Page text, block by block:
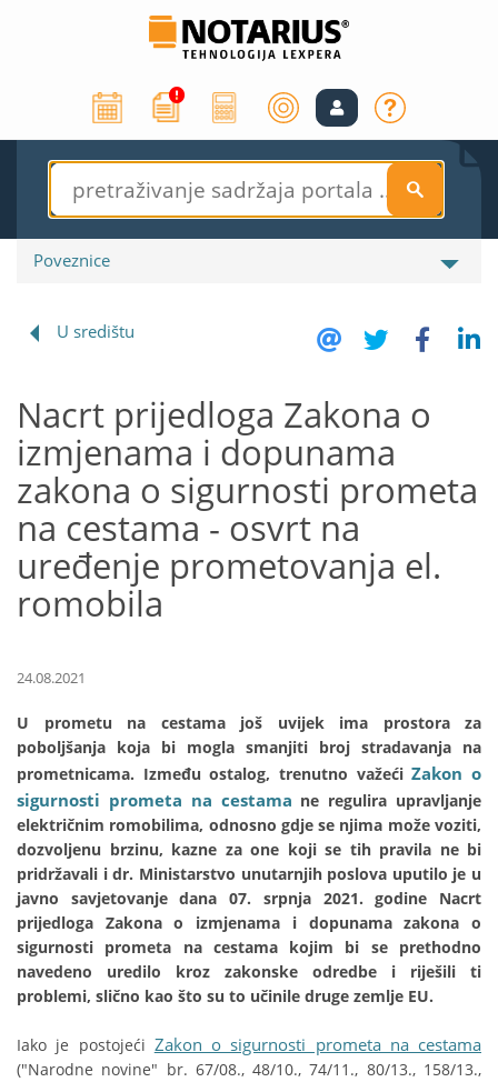
S
Poveznice
U središtu
Nacrt prijedloga Zakona o
izmjenama i dopunama
zakona o sigurnosti prometa
na cestama - osvrt na
uređenje prometovanja el.
romobila
24.08.2021
U prometu na cestama još uvijek ima prostora za
poboljšanja koja bi mogla smanjiti broj stradavanja na
prometnicama. Između ostalog, trenutno važećiZakon o
sigurnosti prometa na cestama ne regulira upravljanje
električnim romobilima, odnosno gdje se njima može voziti,
dozvoljenu brzinu, kazne za one koji se tih pravila ne bi
pridržavali i dr. Ministarstvo unutarnjih poslova uputilo je u
javno savjetovanje dana 07. srpnja 2021. godine Nacrt
prijedloga Zakona o izmjenama i dopunama zakona o
sigurnosti prometa na cestama kojim bi se prethodno
navedeno uredilo kroz zakonske odredbe i riješili ti
problemi, slično kao što su to učinile druge zemlje EU.
Iako je postojeći Zakon o sigurnosti prometa na cestama
("Narodne novine" br. 67/08., 48/10., 74/11., 80/13., 158/13.,